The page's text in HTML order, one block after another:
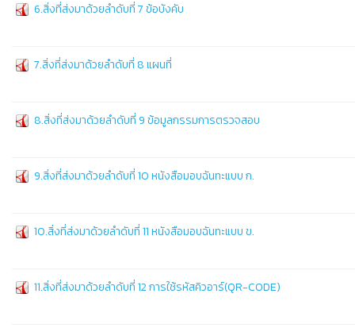
6.สิ่งที่ส่งมาด้วยลำดับที่ 7 ข้อบังคับ
7.สิ่งที่ส่งมาด้วยลำดับที่ 8 แผนที่
8.สิ่งที่ส่งมาด้วยลำดับที่ 9 ข้อมูลกรรมการตรวจสอบ
9.สิ่งที่ส่งมาด้วยลำดับที่ 10 หนังสือมอบฉันทะแบบ ก.
10.สิ่งที่ส่งมาด้วยลำดับที่ 11 หนังสือมอบฉันทะแบบ ข.
11.สิ่งที่ส่งมาด้วยลำดับที่ 12 การใช้รหัสคิวอาร์(QR-CODE)